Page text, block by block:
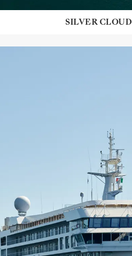
SILVER CLOUD